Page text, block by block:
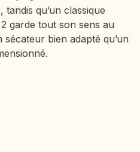
qu’un classique
garde tout son sens au
bien adapté qu’un